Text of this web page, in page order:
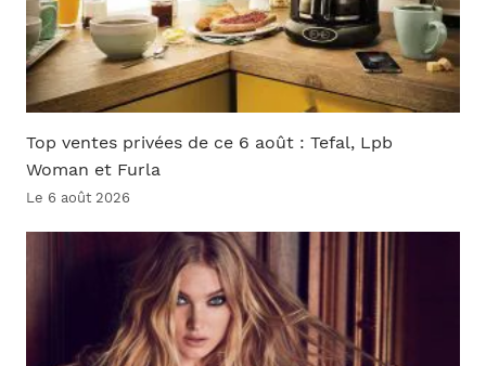
Top ventes privées de ce 6 août : Tefal, Lpb
Woman et Furla
Le 6 août 2026